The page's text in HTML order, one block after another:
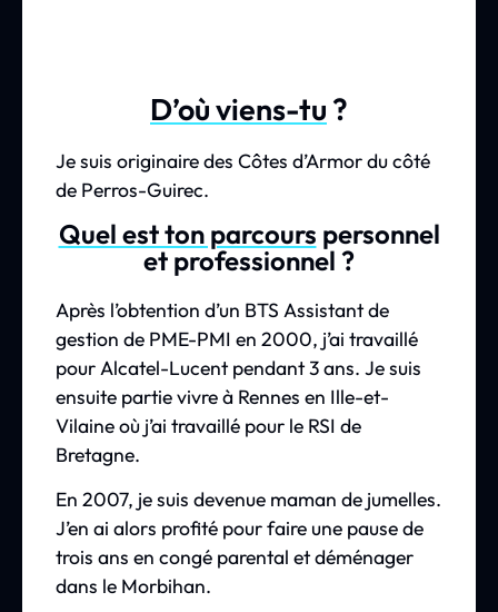
D’où viens-tu ?
Je suis originaire des Côtes d’Armor du côté
de Perros-Guirec.
Quel est ton parcours personnel
et professionnel ?
Après l’obtention d’un BTS Assistant de
gestion de PME-PMI en 2000, j’ai travaillé
pour Alcatel-Lucent pendant 3 ans. Je suis
ensuite partie vivre à Rennes en Ille-et-
Vilaine où j’ai travaillé pour le RSI de
Bretagne.
En 2007, je suis devenue maman de jumelles.
J’en ai alors profité pour faire une pause de
trois ans en congé parental et déménager
dans le Morbihan.